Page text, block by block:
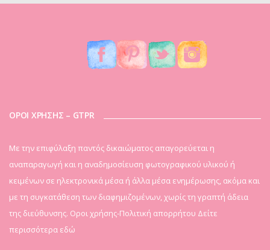
ΟΡΟΙ ΧΡΗΣΗΣ – GTPR
Mε την επιφύλαξη παντός δικαιώματος απαγορεύεται η
αναπαραγωγή και η αναδημοσίευση φωτογραφικού υλικού ή
κειμένων σε ηλεκτρονικά μέσα ή άλλα μέσα ενημέρωσης, ακόμα και
με τη συγκατάθεση των διαφημιζομένων, χωρίς τη γραπτή άδεια
της διεύθυνσης. Οροι χρήσης-Πολιτική απορρήτου Δείτε
περισσότερα εδώ